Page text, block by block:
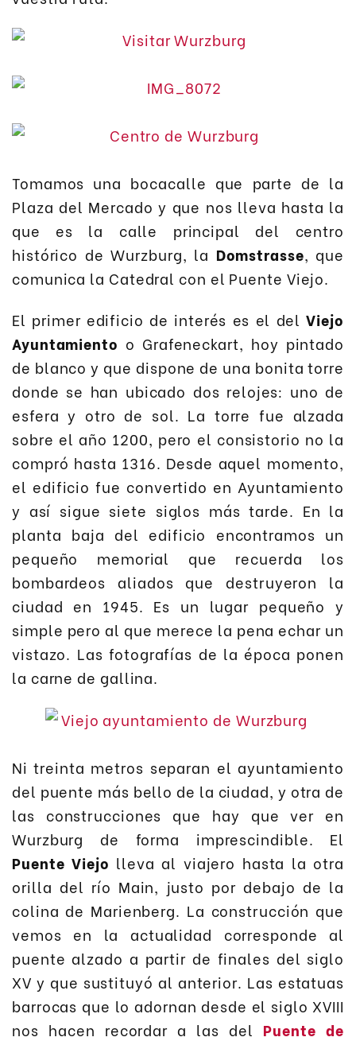
Tomamos una bocacalle que parte de la
Plaza del Mercado y que nos lleva hasta la
que es la calle principal del centro
histórico de Wurzburg, la Domstrasse, que
comunica la Catedral con el Puente Viejo.
El primer edificio de interés es el delViejo
Ayuntamiento o Grafeneckart, hoy pintado
de blanco y que dispone de una bonita torre
donde se han ubicado dos relojes: uno de
esfera y otro de sol. La torre fue alzada
sobre el año 1200, pero el consistorio no la
compró hasta 1316. Desde aquel momento,
el edificio fue convertido en Ayuntamiento
y así sigue siete siglos más tarde. En la
planta baja del edificio encontramos un
pequeño memorial que recuerda los
bombardeos aliados que destruyeron la
ciudad en 1945. Es un lugar pequeño y
simple pero al que merece la pena echar un
vistazo. Las fotografías de la época ponen
la carne de gallina.
Ni treinta metros separan el ayuntamiento
del puente más bello de la ciudad, y otra de
las construcciones que hay que ver en
Wurzburg de forma imprescindible. El
Puente Viejo lleva al viajero hasta la otra
orilla del río Main, justo por debajo de la
colina de Marienberg. La construcción que
vemos en la actualidad corresponde al
puente alzado a partir de finales del siglo
XV y que sustituyó al anterior. Las estatuas
barrocas que lo adornan desde el siglo XVIII
nos hacen recordar a las del Puente de